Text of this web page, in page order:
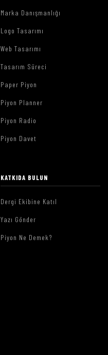
Marka Danışmanlığı
Logo Tasarımı
Web Tasarımı
Tasarım Süreci
Paper Piyon
Piyon Planner
Piyon Radio
Piyon Davet
KATKIDA BULUN
Dergi Ekibine Katıl
Yazı Gönder
Piyon Ne Demek?